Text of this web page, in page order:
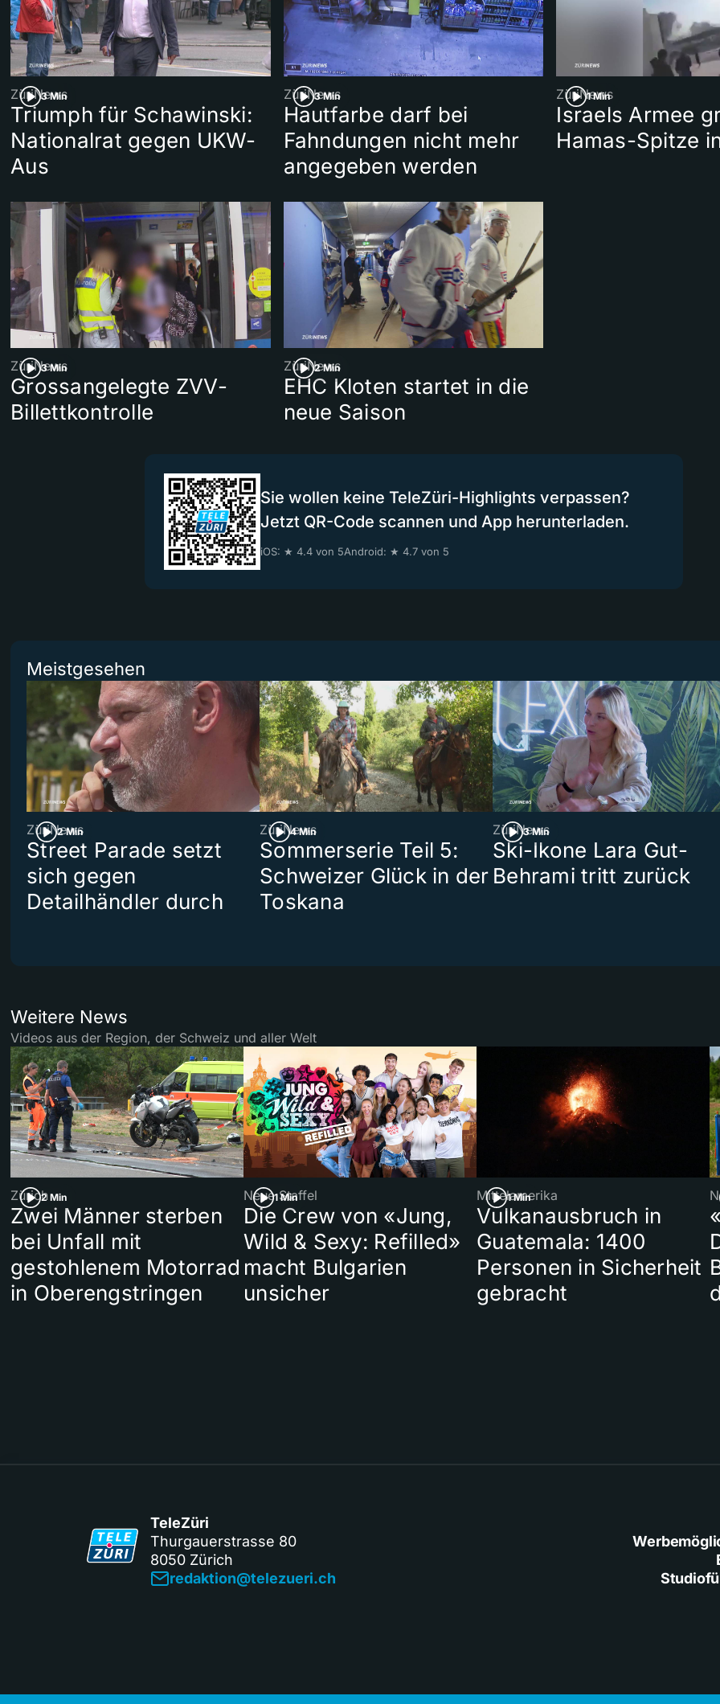
3 Min
ZüriNews
Triumph für Schawinski:
Nationalrat gegen UKW-
Aus
3 Min
ZüriNews
Hautfarbe darf bei
Fahndungen nicht mehr
angegeben werden
1 Min
ZüriNews
Israels Armee
Hamas-Spitze
3 Min
ZüriNews
Grossangelegte ZVV-
Billettkontrolle
2 Min
ZüriNews
EHC Kloten startet in die
neue Saison
Sie wollen keine TeleZüri-Highlights verpassen?
Jetzt QR-Code scannen und App herunterladen.
iOS: ★ 4.4 von 5Android: ★ 4.7 von 5
Meistgesehen
2 Min
ZüriNews
Street Parade setzt
sich gegen
Detailhändler durch
4 Min
ZüriNews
Sommerserie Teil 5:
Schweizer Glück in der
Toskana
3 Min
ZüriNews
Ski-Ikone Lara Gut-
Behrami tritt zurück
Weitere News
Videos aus der Region, der Schweiz und aller Welt
2 Min
Zürich
Zwei Männer sterben
bei Unfall mit
gestohlenem Motorrad
in Oberengstringen
1 Min
Neue Staffel
Die Crew von «Jung,
Wild & Sexy: Refilled»
macht Bulgarien
unsicher
1 Min
Mittelamerika
Vulkanausbruch in
Guatemala: 1400
Personen in Sicherheit
gebracht
TeleZüri
Thurgauerstrasse 80
8050 Zürich
redaktion@telezueri.ch